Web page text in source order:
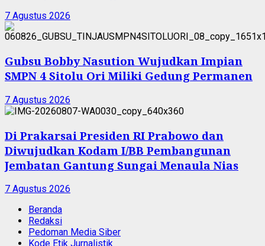
7 Agustus 2026
Gubsu Bobby Nasution Wujudkan Impian
SMPN 4 Sitolu Ori Miliki Gedung Permanen
7 Agustus 2026
Di Prakarsai Presiden RI Prabowo dan
Diwujudkan Kodam I/BB Pembangunan
Jembatan Gantung Sungai Menaula Nias
7 Agustus 2026
Beranda
Redaksi
Pedoman Media Siber
Kode Etik Jurnalistik